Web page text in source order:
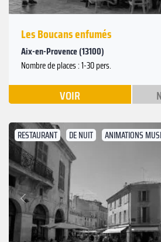
Les Boucans enfumés
Aix-en-Provence (13100)
Nombre de places : 1-30 pers.
VOIR
RESTAURANT DE NUIT ANIMATIONS
Précédent